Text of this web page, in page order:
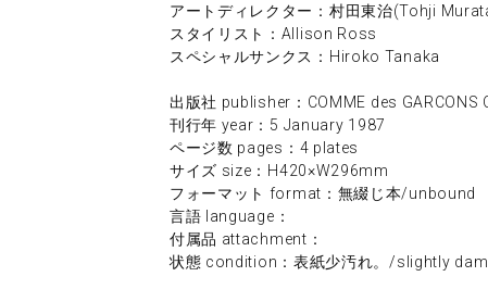
アートディレクター：村田東治(Tohji
スタイリスト：Allison Ross
スペシャルサンクス：Hiroko Tanaka
出版社 publisher：COMME des GARCONS
刊行年 year：5 January 1987
ページ数 pages：4 plates
サイズ size：H420×W296mm
フォーマット format：無綴じ本/unbound
言語 language：
付属品 attachment：
状態 condition：表紙少汚れ。/slightly